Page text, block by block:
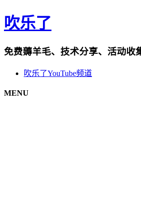
吹乐了
免费薅羊毛、技术分享、活动收
吹乐了YouTube频道
MENU